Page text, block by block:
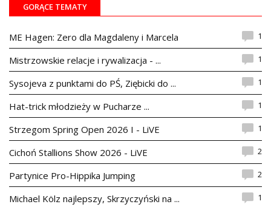
GORĄCE TEMATY
ME Hagen: Zero dla Magdaleny i Marcela 1
Mistrzowskie relacje i rywalizacja - ... 1
Sysojeva z punktami do PŚ, Ziębicki do ... 1
Hat-trick młodzieży w Pucharze ... 1
Strzegom Spring Open 2026 I - LiVE 1
Cichoń Stallions Show 2026 - LiVE 2
Partynice Pro-Hippika Jumping 2
Michael Kölz najlepszy, Skrzyczyński na ... 1